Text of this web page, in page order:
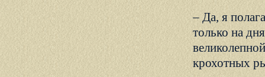
– Да, я
только на
крохотных